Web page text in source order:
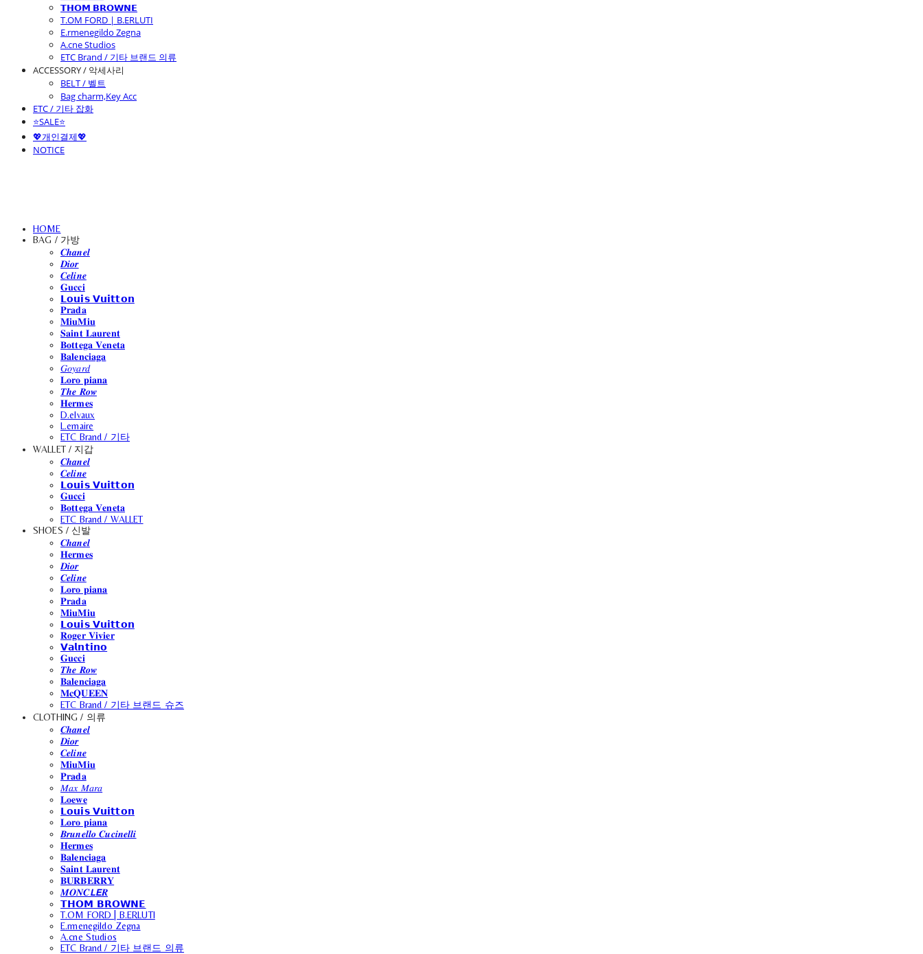
𝗧𝗛𝗢𝗠 𝗕𝗥𝗢𝗪𝗡𝗘
T.OM FORD | B.ERLUTI
E.rmenegildo Zegna
A.cne Studios
ETC Brand / 기타 브랜드 의류
ACCESSORY / 악세사리
BELT / 벨트
Bag charm,Key Acc
ETC / 기타 잡화
⭐SALE⭐
💖개인결제💖
NOTICE
HOME
BAG / 가방
𝑪𝒉𝒂𝒏𝒆𝒍
𝑫𝒊𝒐𝒓
𝑪𝒆𝒍𝒊𝒏𝒆
𝐆𝐮𝐜𝐜𝐢
𝗟𝗼𝘂𝗶𝘀 𝗩𝘂𝗶𝘁𝘁𝗼𝗻
𝐏𝐫𝐚𝐝𝐚
𝐌𝐢𝐮𝐌𝐢𝐮
𝐒𝐚𝐢𝐧𝐭 𝐋𝐚𝐮𝐫𝐞𝐧𝐭
𝐁𝐨𝐭𝐭𝐞𝐠𝐚 𝐕𝐞𝐧𝐞𝐭𝐚
𝐁𝐚𝐥𝐞𝐧𝐜𝐢𝐚𝐠𝐚
𝐺𝑜𝑦𝑎𝑟𝑑
𝐋𝐨𝐫𝐨 𝐩𝐢𝐚𝐧𝐚
𝑻𝒉𝒆 𝑹𝒐𝒘
𝐇𝐞𝐫𝐦𝐞𝐬
D.elvaux
L.emaire
ETC Brand / 기타
WALLET / 지갑
𝑪𝒉𝒂𝒏𝒆𝒍
𝑪𝒆𝒍𝒊𝒏𝒆
𝗟𝗼𝘂𝗶𝘀 𝗩𝘂𝗶𝘁𝘁𝗼𝗻
𝐆𝐮𝐜𝐜𝐢
𝐁𝐨𝐭𝐭𝐞𝐠𝐚 𝐕𝐞𝐧𝐞𝐭𝐚
ETC Brand / WALLET
SHOES / 신발
𝑪𝒉𝒂𝒏𝒆𝒍
𝐇𝐞𝐫𝐦𝐞𝐬
𝑫𝒊𝒐𝒓
𝑪𝒆𝒍𝒊𝒏𝒆
𝐋𝐨𝐫𝐨 𝐩𝐢𝐚𝐧𝐚
𝐏𝐫𝐚𝐝𝐚
𝐌𝐢𝐮𝐌𝐢𝐮
𝗟𝗼𝘂𝗶𝘀 𝗩𝘂𝗶𝘁𝘁𝗼𝗻
𝐑𝐨𝐠𝐞𝐫 𝐕𝐢𝐯𝐢𝐞𝐫
𝗩𝗮𝗹𝗻𝘁𝗶𝗻𝗼
𝐆𝐮𝐜𝐜𝐢
𝑻𝒉𝒆 𝑹𝒐𝒘
𝐁𝐚𝐥𝐞𝐧𝐜𝐢𝐚𝐠𝐚
𝐌𝐜𝐐𝐔𝐄𝐄𝐍
ETC Brand / 기타 브랜드 슈즈
CLOTHING / 의류
𝑪𝒉𝒂𝒏𝒆𝒍
𝑫𝒊𝒐𝒓
𝑪𝒆𝒍𝒊𝒏𝒆
𝐌𝐢𝐮𝐌𝐢𝐮
𝐏𝐫𝐚𝐝𝐚
𝑀𝑎𝑥 𝑀𝑎𝑟𝑎
𝐋𝐨𝐞𝐰𝐞
𝗟𝗼𝘂𝗶𝘀 𝗩𝘂𝗶𝘁𝘁𝗼𝗻
𝐋𝐨𝐫𝐨 𝐩𝐢𝐚𝐧𝐚
𝑩𝒓𝒖𝒏𝒆𝒍𝒍𝒐 𝑪𝒖𝒄𝒊𝒏𝒆𝒍𝒍𝒊
𝐇𝐞𝐫𝐦𝐞𝐬
𝐁𝐚𝐥𝐞𝐧𝐜𝐢𝐚𝐠𝐚
𝐒𝐚𝐢𝐧𝐭 𝐋𝐚𝐮𝐫𝐞𝐧𝐭
𝐁𝐔𝐑𝐁𝐄𝐑𝐑𝐘
𝑴𝑶𝑵𝑪𝙇𝙀𝑹
𝗧𝗛𝗢𝗠 𝗕𝗥𝗢𝗪𝗡𝗘
T.OM FORD | B.ERLUTI
E.rmenegildo Zegna
A.cne Studios
ETC Brand / 기타 브랜드 의류